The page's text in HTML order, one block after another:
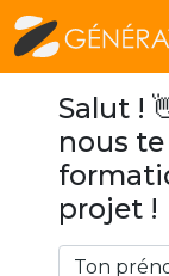
Salut !
nous
projet !